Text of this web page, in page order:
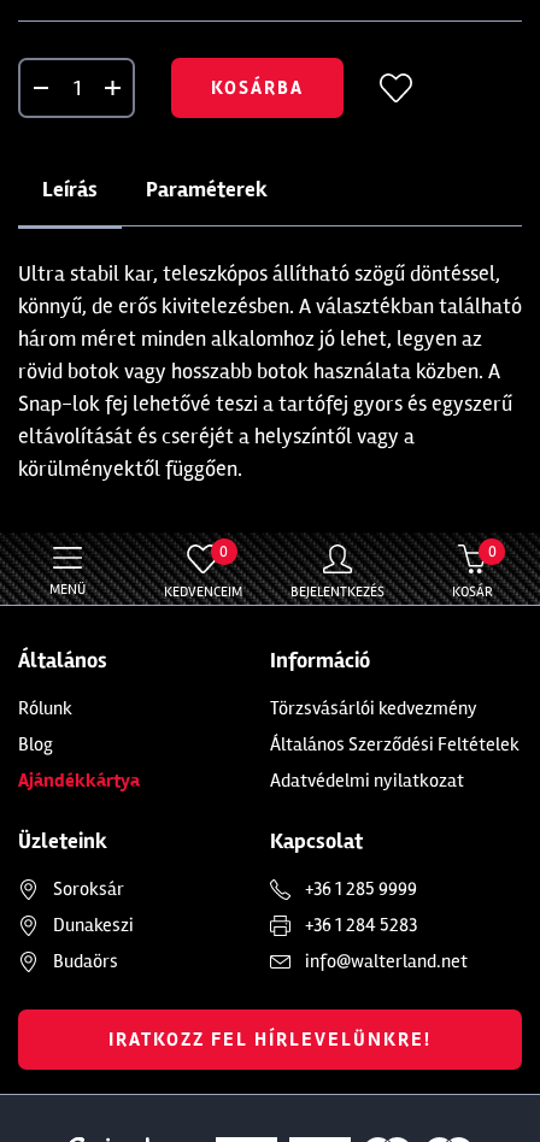
KOSÁRBA
Leírás Paraméterek
Ultra stabil kar, teleszkópos állítható szögű döntéssel,
könnyű, de erős kivitelezésben. A választékban található
három méret minden alkalomhoz jó lehet, legyen az
rövid botok vagy hosszabb botok használata közben. A
Snap-lok fej lehetővé teszi a tartófej gyors és egyszerű
eltávolítását és cseréjét a helyszíntől vagy a
körülményektől függően.
MENÜ
0
KEDVENCEIM BEJELENTKEZÉS
0
KOSÁR
Általános
Rólunk
Blog
Ajándékkártya
Információ
Törzsvásárlói kedvezmény
Általános Szerződési Feltételek
Adatvédelmi nyilatkozat
Üzleteink
Soroksár
Dunakeszi
Budaörs
Kapcsolat
+36 1 285 9999
+36 1 284 5283
info@walterland.net
IRATKOZZ FEL HÍRLEVELÜNKRE!